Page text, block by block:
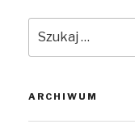
ARCHIWUM